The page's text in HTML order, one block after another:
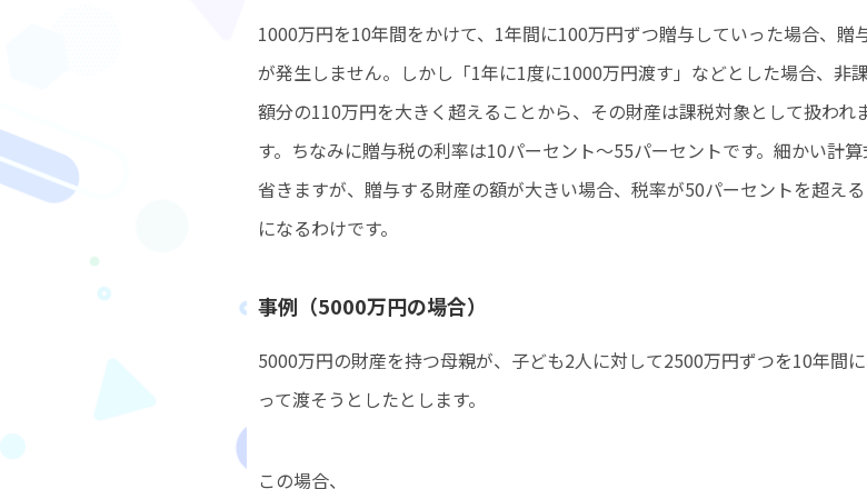
1000万円を10年間をかけて、1年間に100万円ずつ贈与していった場合、贈
が発生しません。しかし「1年に1度に1000万円渡す」などとした場合、非
額分の110万円を大きく超えることから、その財産は課税対象として扱われ
す。ちなみに贈与税の利率は10パーセント～55パーセントです。細かい計算
省きますが、贈与する財産の額が大きい場合、税率が50パーセントを超える
になるわけです。
事例（5000万円の場合）
5000万円の財産を持つ母親が、子ども2人に対して2500万円ずつを10年間
って渡そうとしたとします。
この場合、